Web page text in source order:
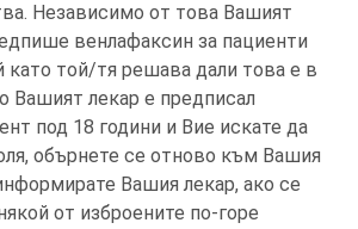
Независимо от това Вашият
венлафаксин за пациенти
като той/тя решава дали това е в
Вашият лекар е предписал
под 18 години и Вие искате да
обърнете се отново към Вашия
Вашия лекар, ако се
от изброените по-горе